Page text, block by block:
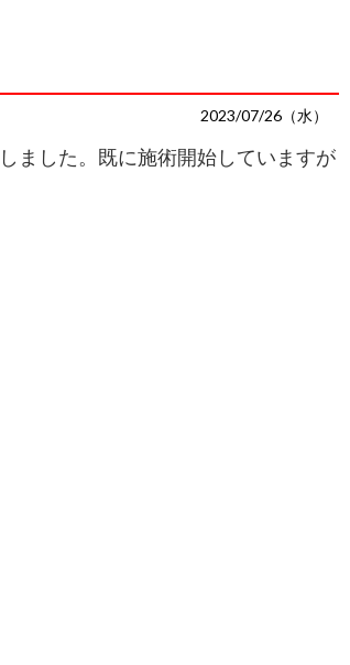
2023/07/26（水）
しました。既に施術開始していますが